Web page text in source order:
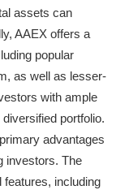
assets can
AAEX offers a
popular
as well as lesser-
with ample
portfolio.
advantages
investors. The
features, including